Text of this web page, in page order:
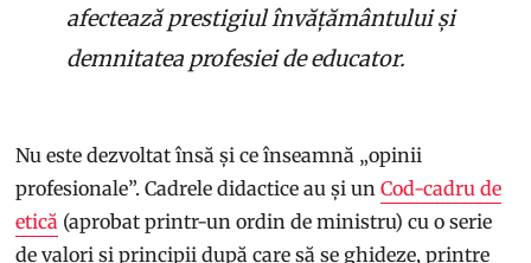
afectează prestigiul învățământului și
demnitatea profesiei de educator.
Nu este dezvoltat însă și ce înseamnă „opinii
profesionale”. Cadrele didactice au și unCod-cadru de
etică (aprobat printr-un ordin de ministru) cu o serie
de valori și principii după care să se ghideze, printre